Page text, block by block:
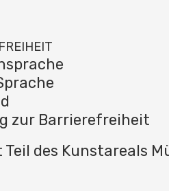
zur Barrierefreiheit
Teil des Kunstareals